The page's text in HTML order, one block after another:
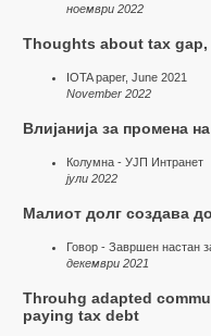
ноември 2022
Thoughts about tax
IOTA paper, June 2021
November 2022
Влијанија за промена
Колумна - УЈП Интранет
јули 2022
Малиот долг создава
Говор - Завршен настан
декември 2021
Throuhg adapted
paying tax debt